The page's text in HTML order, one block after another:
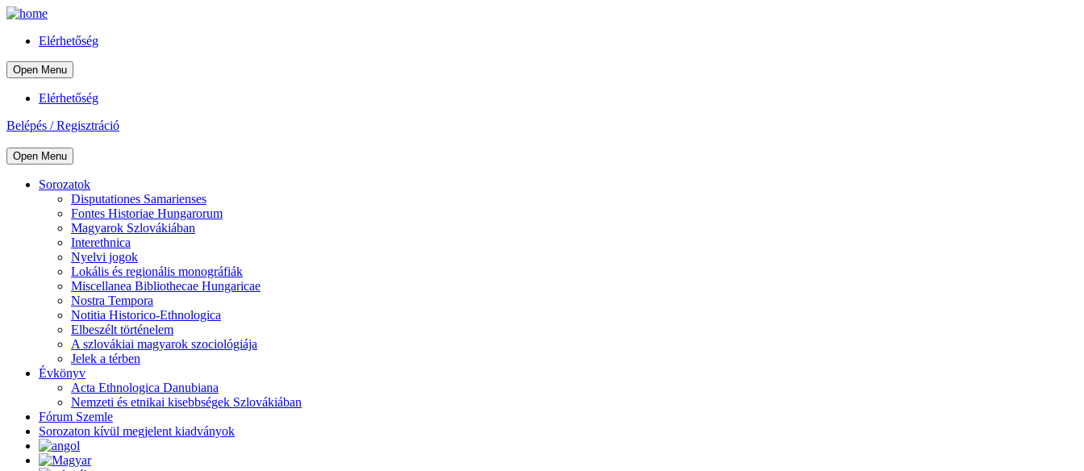
Elérhetőség
Open Menu
Elérhetőség
Belépés / Regisztráció
Open Menu
Sorozatok
Disputationes Samarienses
Fontes Historiae Hungarorum
Magyarok Szlovákiában
Interethnica
Nyelvi jogok
Lokális és regionális monográfiák
Miscellanea Bibliothecae Hungaricae
Nostra Tempora
Notitia Historico-Ethnologica
Elbeszélt történelem
A szlovákiai magyarok szociológiája
Jelek a térben
Évkönyv
Acta Ethnologica Danubiana
Nemzeti és etnikai kisebbségek Szlovákiában
Fórum Szemle
Sorozaton kívül megjelent kiadványok